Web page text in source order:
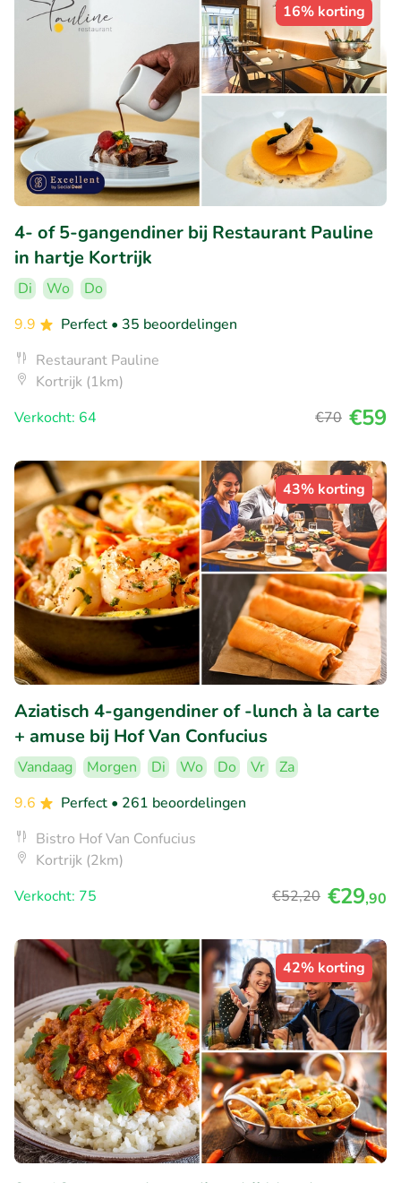
16% korting
4- of 5-gangendiner bij Restaurant Pauline
in hartje Kortrijk
Di Wo
Do
9.9
Perfect • 35 beoordelingen
Restaurant Pauline
Kortrijk (1km)
Verkocht: 64
€70 €59
43% korting
Aziatisch 4-gangendiner of -lunch à la carte
+ amuse bij Hof Van Confucius
Vandaag Morgen Di Wo Do Vr
Za
9.6
Perfect • 261 beoordelingen
Bistro Hof Van Confucius
Kortrijk (2km)
Verkocht: 75
€52,20 €29,90
42% korting